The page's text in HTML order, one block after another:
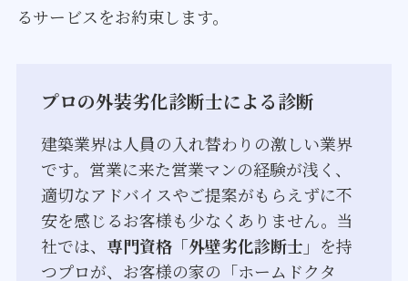
るサービスをお約束します。
プロの外装劣化診断士による診断
建築業界は人員の入れ替わりの激しい業界
です。営業に来た営業マンの経験が浅く、
適切なアドバイスやご提案がもらえずに不
安を感じるお客様も少なくありません。当
社では、 専門資格「外壁劣化診断士」 を持
つプロが、お客様の家の「ホームドクタ